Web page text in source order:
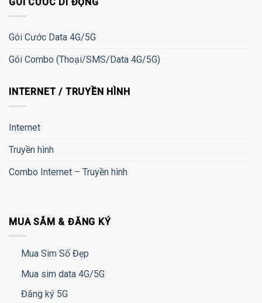
Gói Cước Data 4G/5G
Gói Combo (Thoại/SMS/Data 4G/5G)
INTERNET / TRUYỀN HÌNH
Internet
Truyền hình
Combo Internet – Truyền hình
MUA SẮM & ĐĂNG KÝ
Mua Sim Số Đẹp
Mua sim data 4G/5G
Đăng ký 5G